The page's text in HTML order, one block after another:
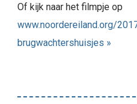
Of kijk naar het filmpje op
www.noordereiland.org/
brugwachtershuisjes »